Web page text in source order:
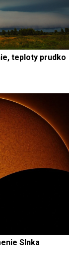
teploty prudko
Slnka